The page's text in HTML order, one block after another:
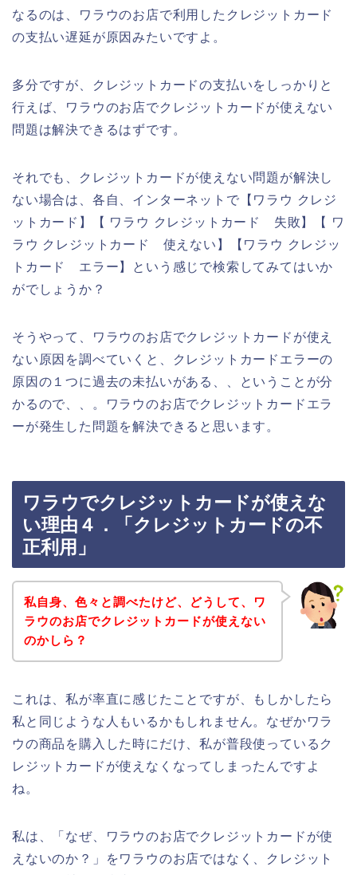
なるのは、ワラウのお店で利用したクレジットカード
の支払い遅延が原因みたいですよ。
多分ですが、クレジットカードの支払いをしっかりと
行えば、ワラウのお店でクレジットカードが使えない
問題は解決できるはずです。
それでも、クレジットカードが使えない問題が解決し
ない場合は、各自、インターネットで【ワラウ クレジ
ットカード】【 ワラウ クレジットカード 失敗】【 ワ
ラウ クレジットカード 使えない】【ワラウ クレジッ
トカード エラー】という感じで検索してみてはいか
がでしょうか？
そうやって、ワラウのお店でクレジットカードが使え
ない原因を調べていくと、クレジットカードエラーの
原因の１つに過去の未払いがある、、ということが分
かるので、、。ワラウのお店でクレジットカードエラ
ーが発生した問題を解決できると思います。
ワラウでクレジットカードが使えな
い理由４．「クレジットカードの不
正利用」
私自身、色々と調べたけど、どうして、ワ
ラウのお店でクレジットカードが使えない
のかしら？
これは、私が率直に感じたことですが、もしかしたら
私と同じような人もいるかもしれません。なぜかワラ
ウの商品を購入した時にだけ、私が普段使っているク
レジットカードが使えなくなってしまったんですよ
ね。
私は、「なぜ、ワラウのお店でクレジットカードが使
えないのか？」をワラウのお店ではなく、クレジット